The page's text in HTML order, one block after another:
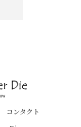
コンタクト